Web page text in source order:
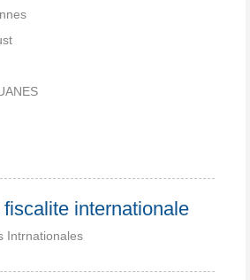
internationale
Intrnationales